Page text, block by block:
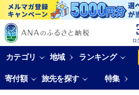
ロ
カテゴリ 地域 ランキング
寄付額 旅先を探す 特集